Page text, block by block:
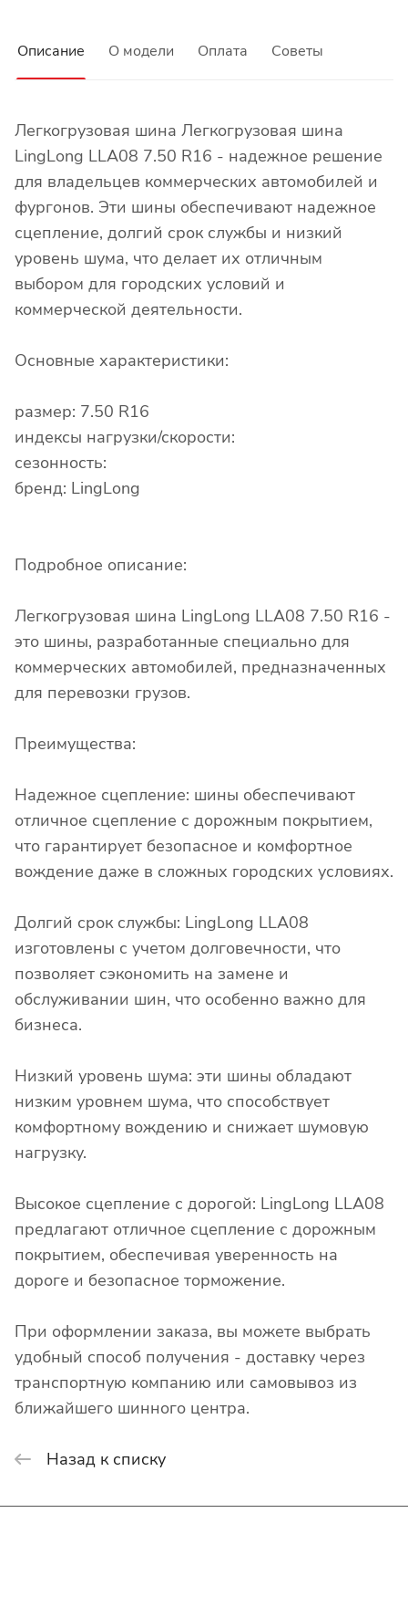
Описание О модели Оплата Советы
Легкогрузовая шина Легкогрузовая шина
LingLong LLA08 7.50 R16 - надежное решение
для владельцев коммерческих автомобилей и
фургонов. Эти шины обеспечивают надежное
сцепление, долгий срок службы и низкий
уровень шума, что делает их отличным
выбором для городских условий и
коммерческой деятельности.
Основные характеристики:
размер: 7.50 R16
индексы нагрузки/скорости:
сезонность:
бренд: LingLong
Подробное описание:
Легкогрузовая шина LingLong LLA08 7.50 R16 -
это шины, разработанные специально для
коммерческих автомобилей, предназначенных
для перевозки грузов.
Преимущества:
Надежное сцепление: шины обеспечивают
отличное сцепление с дорожным покрытием,
что гарантирует безопасное и комфортное
вождение даже в сложных городских условиях.
Долгий срок службы: LingLong LLA08
изготовлены с учетом долговечности, что
позволяет сэкономить на замене и
обслуживании шин, что особенно важно для
бизнеса.
Низкий уровень шума: эти шины обладают
низким уровнем шума, что способствует
комфортному вождению и снижает шумовую
нагрузку.
Высокое сцепление с дорогой: LingLong LLA08
предлагают отличное сцепление с дорожным
покрытием, обеспечивая уверенность на
дороге и безопасное торможение.
При оформлении заказа, вы можете выбрать
удобный способ получения - доставку через
транспортную компанию или самовывоз из
ближайшего шинного центра.
Назад к списку